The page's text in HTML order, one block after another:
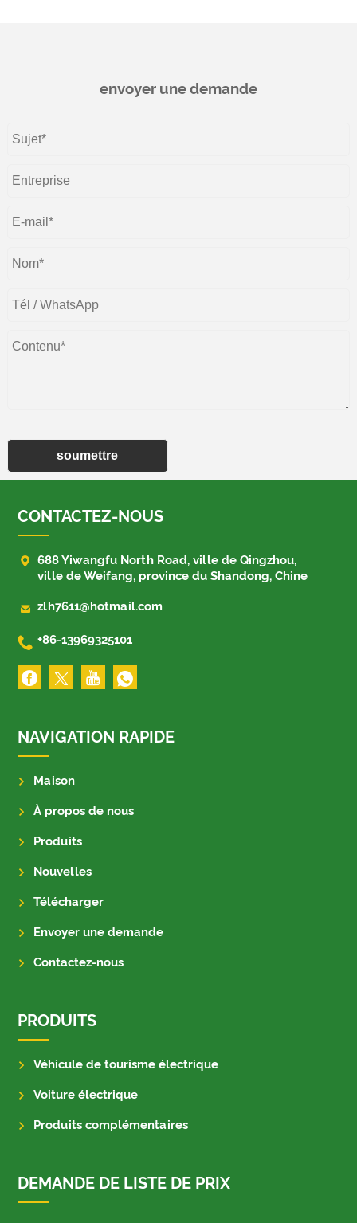
envoyer une demande
soumettre
CONTACTEZ-NOUS
 688 Yiwangfu North Road, ville de Qingzhou,
ville de Weifang, province du Shandong, Chine
 zlh7611@hotmail.com
 +86-13969325101
NAVIGATION RAPIDE
Maison
À propos de nous
Produits
Nouvelles
Télécharger
Envoyer une demande
Contactez-nous
PRODUITS
Véhicule de tourisme électrique
Voiture électrique
Produits complémentaires
DEMANDE DE LISTE DE PRIX